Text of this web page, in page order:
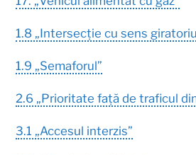
1.8 „Intersecție cu sens
1.9 „Semaforul”
2.6 „Prioritate față de traficul
3.1 „Accesul interzis”